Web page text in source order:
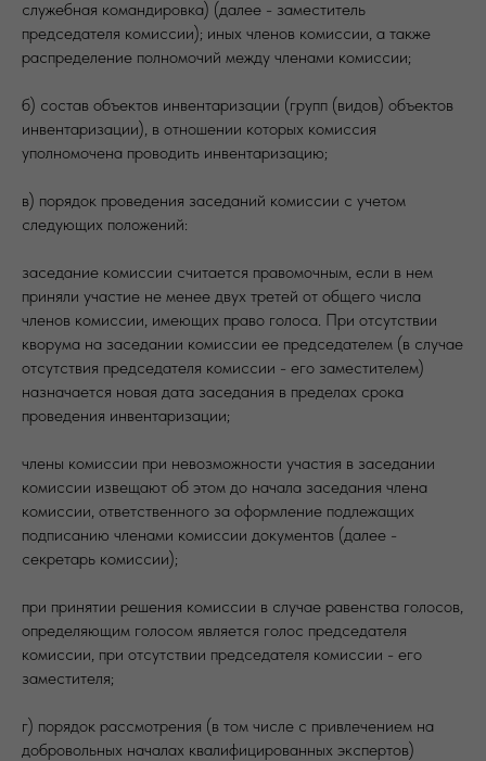
служебная командировка) (далее - заместитель
председателя комиссии); иных членов комиссии, а также
распределение полномочий между членами комиссии;
б) состав объектов инвентаризации (групп (видов) объектов
инвентаризации), в отношении которых комиссия
уполномочена проводить инвентаризацию;
в) порядок проведения заседаний комиссии с учетом
следующих положений:
заседание комиссии считается правомочным, если в нем
приняли участие не менее двух третей от общего числа
членов комиссии, имеющих право голоса. При отсутствии
кворума на заседании комиссии ее председателем (в случае
отсутствия председателя комиссии - его заместителем)
назначается новая дата заседания в пределах срока
проведения инвентаризации;
члены комиссии при невозможности участия в заседании
комиссии извещают об этом до начала заседания члена
комиссии, ответственного за оформление подлежащих
подписанию членами комиссии документов (далее -
секретарь комиссии);
при принятии решения комиссии в случае равенства голосов,
определяющим голосом является голос председателя
комиссии, при отсутствии председателя комиссии - его
заместителя;
г) порядок рассмотрения (в том числе с привлечением на
добровольных началах квалифицированных экспертов)